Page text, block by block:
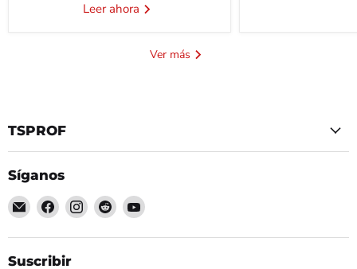
Leer ahora
Ver más
TSPROF
Síganos
Encuéntrenos
en
Correo
electrónico
Encuéntrenos
en
Facebook
Encuéntrenos
en
Instagram
Encuéntrenos
en
Reddit
Encuéntrenos
YouTube
Suscribir